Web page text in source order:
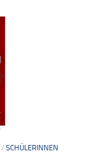
/ SCHÜLERINNEN